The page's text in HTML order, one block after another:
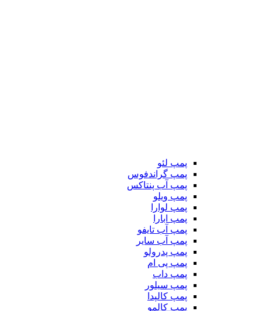
پمپ لئو
پمپ گراندفوس
پمپ آب پنتاکس
پمپ ویلو
پمپ لوارا
پمپ ابارا
پمپ آب تایفو
پمپ آب سایر
پمپ پدرولو
پمپ پی ام
پمپ داب
پمپ سیلور
پمپ کالپدا
پمپ کالمو